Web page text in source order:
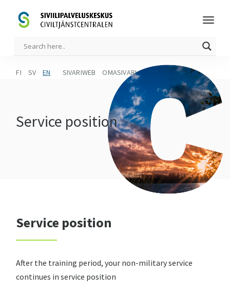
FI SV EN SIVARIWEB OMASIVARI
Service position
Service position
After the training period, your non-military service
continues in service position